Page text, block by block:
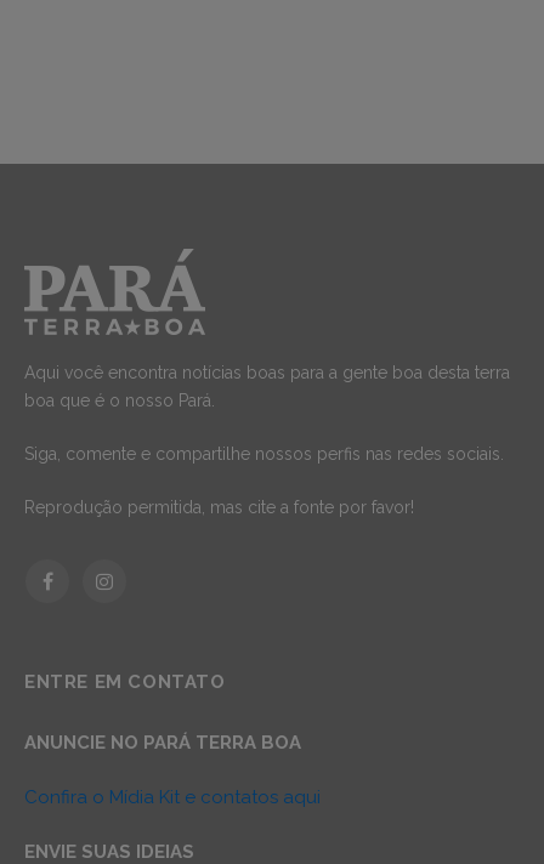
Aqui você encontra notícias boas para a gente boa desta terra
boa que é o nosso Pará.
Siga, comente e compartilhe nossos perfis nas redes sociais.
Reprodução permitida, mas cite a fonte por favor!
FacebookInstagram
ENTRE EM CONTATO
ANUNCIE NO PARÁ TERRA BOA
Confira o Mídia Kit e contatos aqui
ENVIE SUAS IDEIAS